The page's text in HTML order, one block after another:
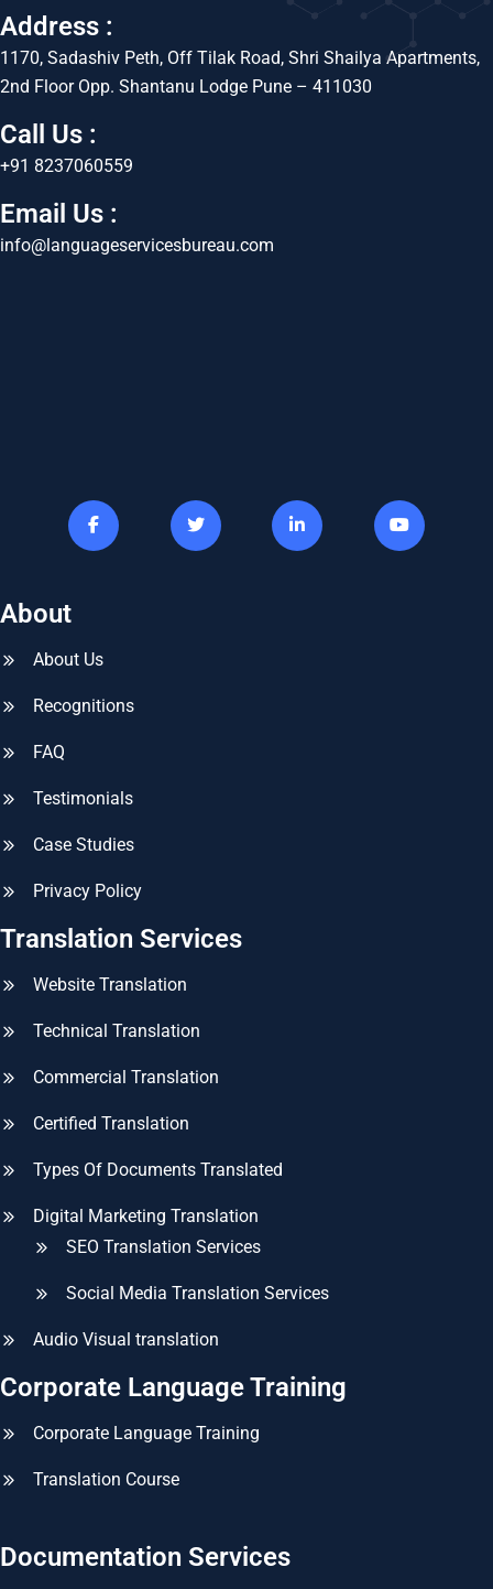
Address :
1170, Sadashiv Peth, Off Tilak Road, Shri Shailya Apartments,
2nd Floor Opp. Shantanu Lodge Pune – 411030
Call Us :
+91 8237060559
Email Us :
info@languageservicesbureau.com
About
About Us
Recognitions
FAQ
Testimonials
Case Studies
Privacy Policy
Translation Services
Website Translation
Technical Translation
Commercial Translation
Certified Translation
Types Of Documents Translated
Digital Marketing Translation
SEO Translation Services
Social Media Translation Services
Audio Visual translation
Corporate Language Training
Corporate Language Training
Translation Course
Documentation Services